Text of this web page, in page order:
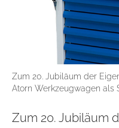
Zum 20. Jubiläum der
Atorn Werkzeugwagen als
Zum 20. Jubiläum